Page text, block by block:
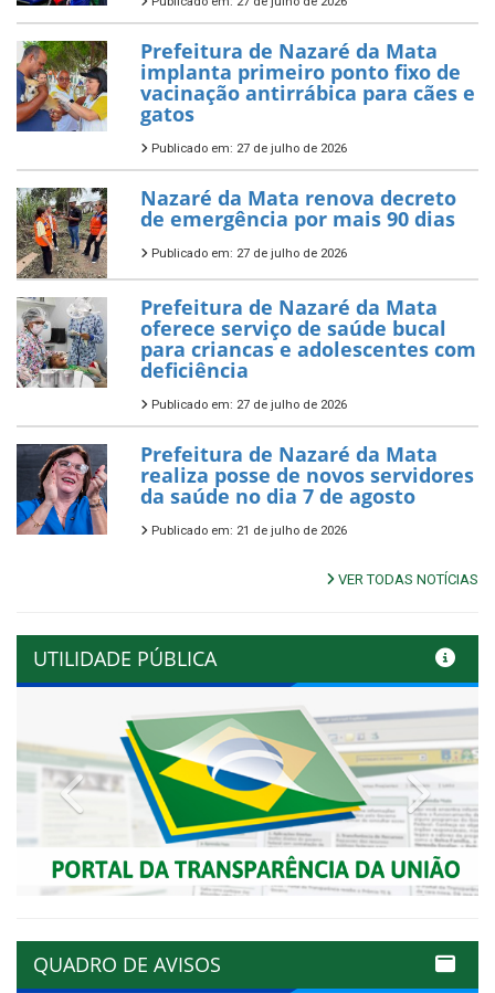
Prefeitura de Nazaré da Mata
implanta primeiro ponto fixo de
vacinação antirrábica para cães e
gatos
Publicado em: 27 de julho de 2026
Nazaré da Mata renova decreto
de emergência por mais 90 dias
Publicado em: 27 de julho de 2026
Prefeitura de Nazaré da Mata
oferece serviço de saúde bucal
para criancas e adolescentes com
deficiência
Publicado em: 27 de julho de 2026
Prefeitura de Nazaré da Mata
realiza posse de novos servidores
da saúde no dia 7 de agosto
Publicado em: 21 de julho de 2026
VER TODAS NOTÍCIAS
UTILIDADE PÚBLICA
Previous Next
QUADRO DE AVISOS